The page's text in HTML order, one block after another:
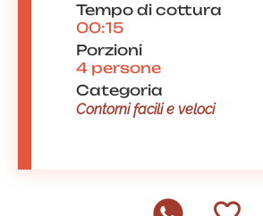
Tempo di cottura
00:15
Porzioni
4 persone
Categoria
Contorni facili e veloci